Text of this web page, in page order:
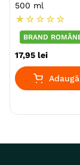
500 ml
★ ☆ ☆ ☆ ☆
BRAND
17,95 lei